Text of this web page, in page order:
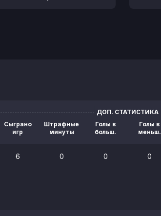
ДОП. СТАТИСТИКА
Сыграно
игр
Штрафные
минуты
Голы в
больш.
Голы в
меньш.
6 0 0 0